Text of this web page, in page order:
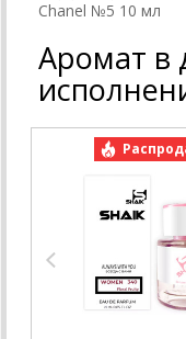
Chanel №5 10 мл
Аромат в